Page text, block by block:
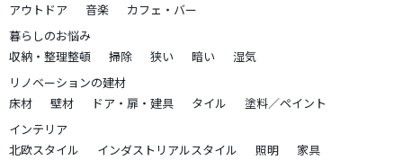
アウトドア
音楽
カフェ・バー
暮らしのお悩み
収納・整理整頓
掃除 狭い 暗い
湿気
リノベーションの建材
床材
壁材 ドア・扉・建具 タイル
塗料／ペイント
インテリア
北欧スタイル
インダストリアルスタイル 照明
家具